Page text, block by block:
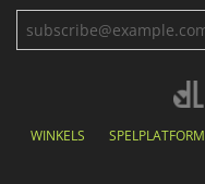
WINKELS SPELPLATFORM